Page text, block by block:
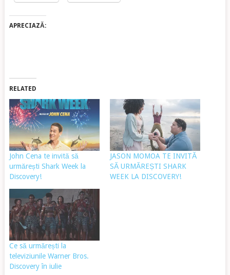
APRECIAZĂ:
RELATED
John Cena te invită să
urmărești Shark Week la
Discovery!
JASON MOMOA TE INVITĂ
SĂ URMĂREȘTI SHARK
WEEK LA DISCOVERY!
Ce să urmărești la
televiziunile Warner Bros.
Discovery în iulie